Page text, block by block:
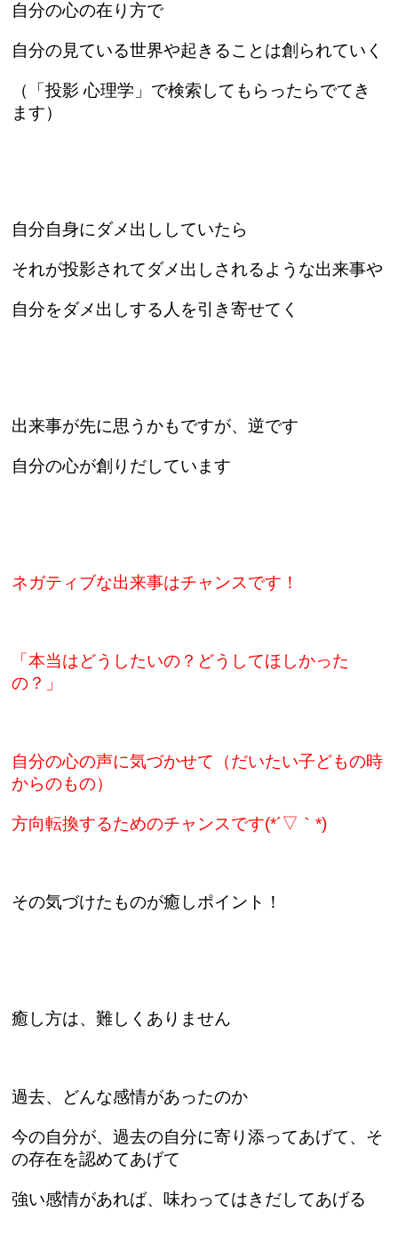
自分の心の在り方で
自分の見ている世界や起きることは創られていく
（「投影 心理学」で検索してもらったらでてき
ます）
自分自身にダメ出ししていたら
それが投影されてダメ出しされるような出来事や
自分をダメ出しする人を引き寄せてく
出来事が先に思うかもですが、逆です
自分の心が創りだしています
ネガティブな出来事はチャンスです！
「本当はどうしたいの？どうしてほしかった
の？」
自分の心の声に気づかせて（だいたい子どもの時
からのもの）
方向転換するためのチャンスです(*´▽｀*)
その気づけたものが癒しポイント！
癒し方は、難しくありません
過去、どんな感情があったのか
今の自分が、過去の自分に寄り添ってあげて、そ
の存在を認めてあげて
強い感情があれば、味わってはきだしてあげる